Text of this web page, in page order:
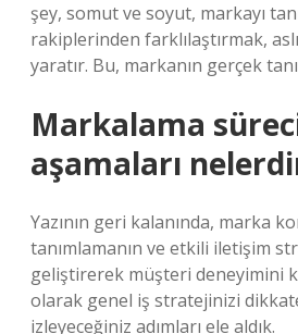
şey, somut ve soyut, markayı
rakiplerinden farklılaştırmak,
yaratır. Bu, markanın gerçek
Markalama
aşamaları
Yazının geri kalanında, marka
tanımlamanın ve etkili iletişim
geliştirerek müşteri deneyimini
olarak genel iş stratejinizi
izleyeceğiniz adımları ele aldık.